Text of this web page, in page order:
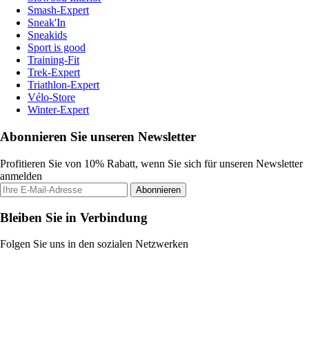
Smash-Expert
Sneak'In
Sneakids
Sport is good
Training-Fit
Trek-Expert
Triathlon-Expert
Vélo-Store
Winter-Expert
Abonnieren Sie unseren Newsletter
Profitieren Sie von 10% Rabatt, wenn Sie sich für unseren Newsletter
anmelden
Abonnieren
Bleiben Sie in Verbindung
Folgen Sie uns in den sozialen Netzwerken